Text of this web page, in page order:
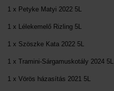
1 x Petyke Matyi 2022 5L
1 x Lélekemelő Rizling 5L
1 x Szöszke Kata 2022 5L
1 x Tramini-Sárgamuskotály 2024 5L
1 x Vörös házasítás 2021 5L